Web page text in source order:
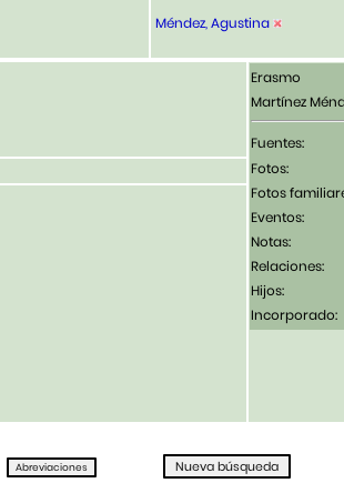
Méndez, Agustina
Erasmo
Martínez
Fuentes:
Fotos:
Fotos
Eventos:
Notas:
Relaciones:
Hijos:
Incorporado: